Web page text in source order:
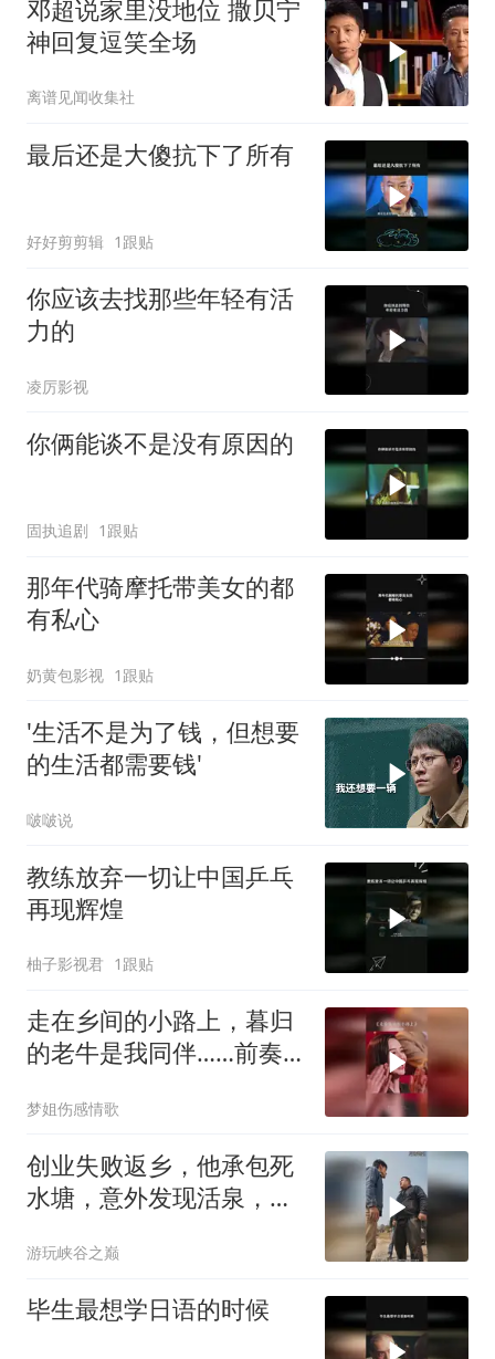
邓超说家里没地位 撒贝宁
神回复逗笑全场
离谱见闻收集社
最后还是大傻抗下了所有
好好剪剪辑 1跟贴
你应该去找那些年轻有活
力的
凌厉影视
你俩能谈不是没有原因的
固执追剧 1跟贴
那年代骑摩托带美女的都
有私心
奶黄包影视 1跟贴
'生活不是为了钱，但想要
的生活都需要钱'
啵啵说
教练放弃一切让中国乒乓
再现辉煌
柚子影视君 1跟贴
走在乡间的小路上，暮归
的老牛是我同伴……前奏
梦姐伤感情歌
创业失败返乡，他承包死
水塘，意外发现活泉，养
卖
游玩峡谷之巅
毕生最想学日语的时候